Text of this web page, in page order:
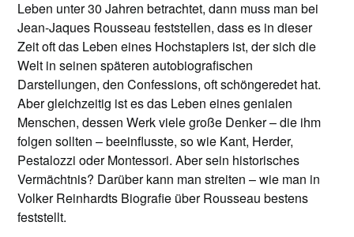
Leben unter 30 Jahren betrachtet, dann muss man bei
Jean-Jaques Rousseau feststellen, dass es in dieser
Zeit oft das Leben eines Hochstaplers ist, der sich die
Welt in seinen späteren autobiografischen
Darstellungen, den Confessions, oft schöngeredet hat.
Aber gleichzeitig ist es das Leben eines genialen
Menschen, dessen Werk viele große Denker – die ihm
folgen sollten – beeinflusste, so wie Kant, Herder,
Pestalozzi oder Montessori. Aber sein historisches
Vermächtnis? Darüber kann man streiten – wie man in
Volker Reinhardts Biografie über Rousseau bestens
feststellt.